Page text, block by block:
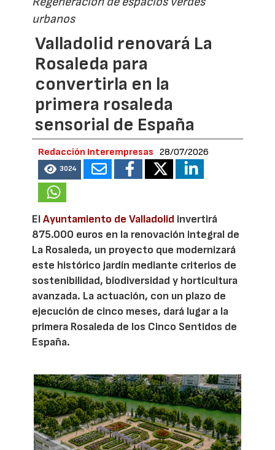
urbanos
Valladolid renovará La
Rosaleda para
convertirla en la
primera rosaleda
sensorial de España
Redacción Interempresas 28/07/2026
3024
ElAyuntamiento de Valladolid invertirá
875.000 euros en la renovación integral de
La Rosaleda, un proyecto que modernizará
este histórico jardín mediante criterios de
sostenibilidad, biodiversidad y horticultura
avanzada. La actuación, con un plazo de
ejecución de cinco meses, dará lugar a la
primera Rosaleda de los Cinco Sentidos de
España.